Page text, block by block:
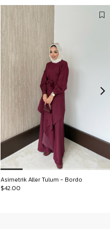
Asimetrik Aller Tulum - Bordo
$42.00